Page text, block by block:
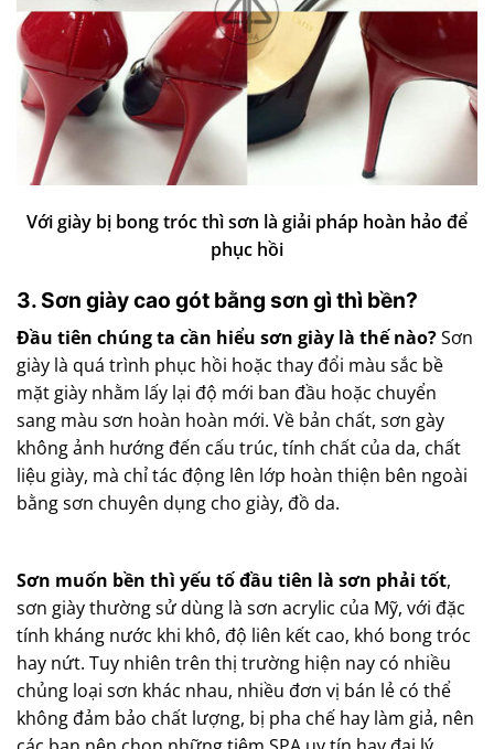
Với giày bị bong tróc thì sơn là giải pháp hoàn hảo để
phục hồi
3. Sơn giày cao gót bằng sơn gì thì bền?
Đầu tiên chúng ta cần hiểu sơn giày là thế nào?Sơn
giày là quá trình phục hồi hoặc thay đổi màu sắc bề
mặt giày nhằm lấy lại độ mới ban đầu hoặc chuyển
sang màu sơn hoàn hoàn mới. Về bản chất, sơn gày
không ảnh hướng đến cấu trúc, tính chất của da, chất
liệu giày, mà chỉ tác động lên lớp hoàn thiện bên ngoài
bằng sơn chuyên dụng cho giày, đồ da.
Sơn muốn bền thì yếu tố đầu tiên là sơn phải tốt,
sơn giày thường sử dùng là sơn acrylic của Mỹ, với đặc
tính kháng nước khi khô, độ liên kết cao, khó bong tróc
hay nứt. Tuy nhiên trên thị trường hiện nay có nhiều
chủng loại sơn khác nhau, nhiều đơn vị bán lẻ có thể
không đảm bảo chất lượng, bị pha chế hay làm giả, nên